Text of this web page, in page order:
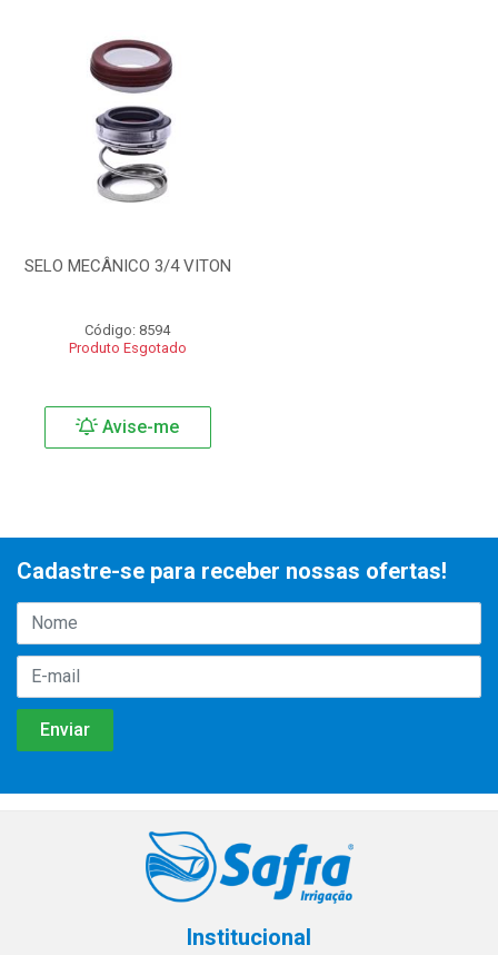
SELO MECÂNICO 3/4 VITON
Código: 8594
Produto Esgotado
Avise-me
Cadastre-se para receber nossas ofertas!
Institucional